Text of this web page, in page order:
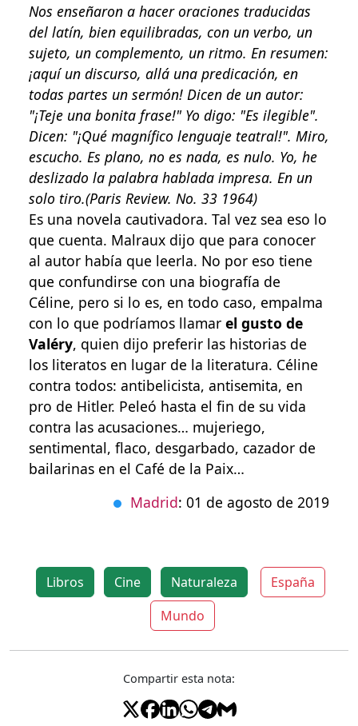
Nos enseñaron a hacer oraciones traducidas
del latín, bien equilibradas, con un verbo, un
sujeto, un complemento, un ritmo. En resumen:
¡aquí un discurso, allá una predicación, en
todas partes un sermón! Dicen de un autor:
"¡Teje una bonita frase!" Yo digo: "Es ilegible".
Dicen: "¡Qué magnífico lenguaje teatral!". Miro,
escucho. Es plano, no es nada, es nulo. Yo, he
deslizado la palabra hablada impresa. En un
solo tiro.(Paris Review. No. 33 1964)
Es una novela cautivadora. Tal vez sea eso lo
que cuenta. Malraux dijo que para conocer
al autor había que leerla. No por eso tiene
que confundirse con una biografía de
Céline, pero si lo es, en todo caso, empalma
con lo que podríamos llamar el gusto de
Valéry, quien dijo preferir las historias de
los literatos en lugar de la literatura. Céline
contra todos: antibelicista, antisemita, en
pro de Hitler. Peleó hasta el fin de su vida
contra las acusaciones… mujeriego,
sentimental, flaco, desgarbado, cazador de
bailarinas en el Café de la Paix…
Madrid: 01 de agosto de 2019
Libros Cine Naturaleza
España
Mundo
Compartir esta nota: